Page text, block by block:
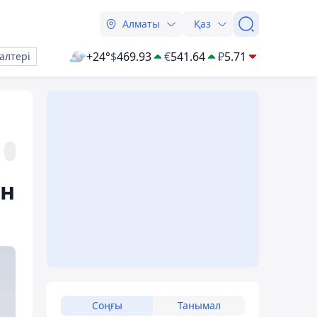
Алматы Қаз
+24°$469.93 €541.64 ₽5.71
Соңғы Танымал